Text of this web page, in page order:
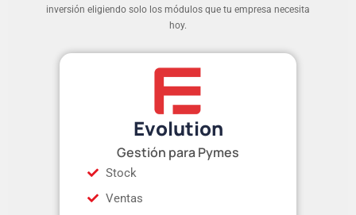
inversión eligiendo solo los módulos que tu empresa necesita
hoy.
Evolution
Gestión para Pymes
Stock
Ventas